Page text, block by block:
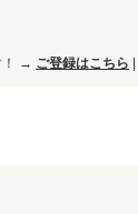
！ → ご登録はこちら |